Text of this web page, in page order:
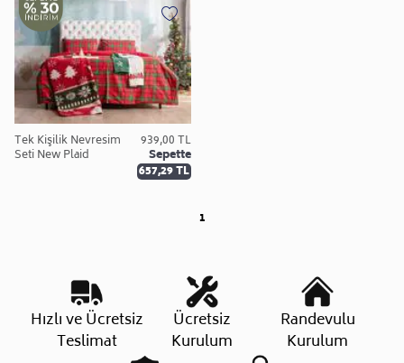
Tek Kişilik Nevresim
Seti New Plaid
939,00 TL
Sepette
657,29 TL
1
Hızlı ve Ücretsiz
Teslimat
Ücretsiz
Kurulum
Randevulu
Kurulum